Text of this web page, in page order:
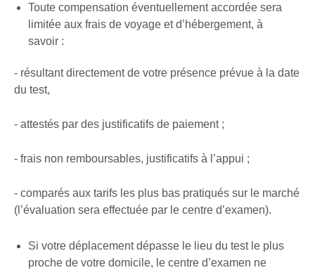
Toute compensation éventuellement accordée sera
limitée aux frais de voyage et d’hébergement, à
savoir :
- résultant directement de votre présence prévue à la date
du test,
- attestés par des justificatifs de paiement ;
- frais non remboursables, justificatifs à l’appui ;
- comparés aux tarifs les plus bas pratiqués sur le marché
(l’évaluation sera effectuée par le centre d’examen).
Si votre déplacement dépasse le lieu du test le plus
proche de votre domicile, le centre d’examen ne